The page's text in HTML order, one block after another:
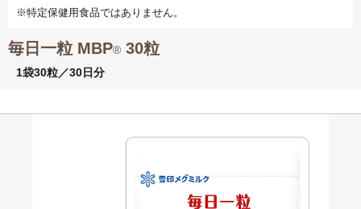
※特定保健用食品ではありません。
毎日一粒 MBP® 30粒
1袋30粒／30日分